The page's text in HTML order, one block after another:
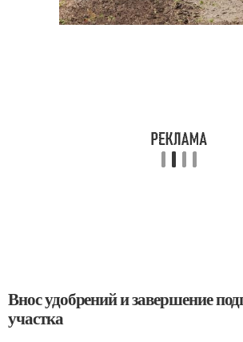
Внос удобрений и завершение
участка